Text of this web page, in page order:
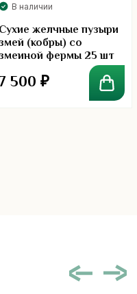
В наличии
Сухие желчные пузыри
змей (кобры) со
змеиной фермы 25 шт
500 ₽